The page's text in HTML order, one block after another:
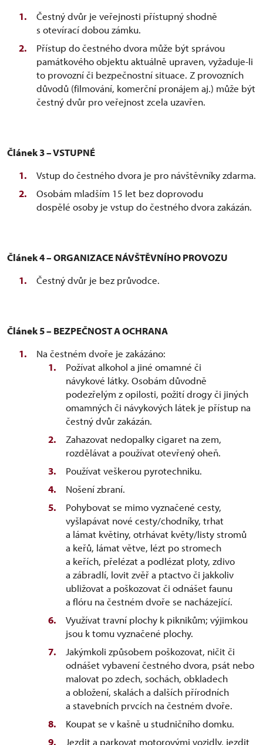
Čestný dvůr je veřejnosti přístupný shodně
s otevírací dobou zámku.
Přístup do čestného dvora může být správou
památkového objektu aktuálně upraven, vyžaduje-li
to provozní či bezpečnostní situace. Z provozních
důvodů (filmování, komerční pronájem aj.) může být
čestný dvůr pro veřejnost zcela uzavřen.
Článek 3 – VSTUPNÉ
Vstup do čestného dvora je pro návštěvníky zdarma.
Osobám mladším 15 let bez doprovodu
dospělé osoby je vstup do čestného dvora zakázán.
Článek 4 – ORGANIZACE NÁVŠTĚVNÍHO PROVOZU
Čestný dvůr je bez průvodce.
Článek 5 – BEZPEČNOST A OCHRANA
Na čestném dvoře je zakázáno:
Požívat alkohol a jiné omamné či
návykové látky. Osobám důvodně
podezřelým z opilosti, požití drogy či jiných
omamných či návykových látek je přístup na
čestný dvůr zakázán.
Zahazovat nedopalky cigaret na zem,
rozdělávat a používat otevřený oheň.
Používat veškerou pyrotechniku.
Nošení zbraní.
Pohybovat se mimo vyznačené cesty,
vyšlapávat nové cesty/chodníky, trhat
a lámat květiny, otrhávat květy/listy stromů
a keřů, lámat větve, lézt po stromech
a keřích, přelézat a podlézat ploty, zdivo
a zábradlí, lovit zvěř a ptactvo či jakkoliv
ubližovat a poškozovat či odnášet faunu
a flóru na čestném dvoře se nacházející.
Využívat travní plochy k piknikům; výjimkou
jsou k tomu vyznačené plochy.
Jakýmkoli způsobem poškozovat, ničit či
odnášet vybavení čestného dvora, psát nebo
malovat po zdech, sochách, obkladech
a obložení, skalách a dalších přírodních
a stavebních prvcích na čestném dvoře.
Koupat se v kašně u studničního domku.
Jezdit a parkovat motorovými vozidly, jezdit